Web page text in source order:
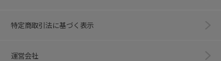
特定商取引法に基づく表示
運営会社